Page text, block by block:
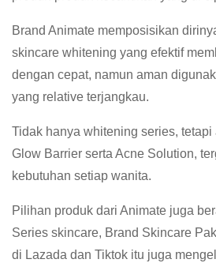
Brand Animate memposisikan
skincare whitening yang efektif
dengan cepat, namun aman
yang relative terjangkau.
Tidak hanya whitening series,
Glow Barrier serta Acne Solution,
kebutuhan setiap wanita.
Pilihan produk dari Animate juga
Series skincare, Brand Skincare
di Lazada dan Tiktok itu juga